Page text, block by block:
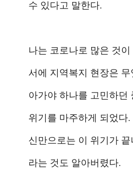
수 있다고 말한다.
나는 코로나로 많은 것
서에 지역복지 현장은
아가야 하나를 고민하던
위기를 마주하게 되었다.
신만으로는 이 위기가 끝
라는 것도 알아버렸다.